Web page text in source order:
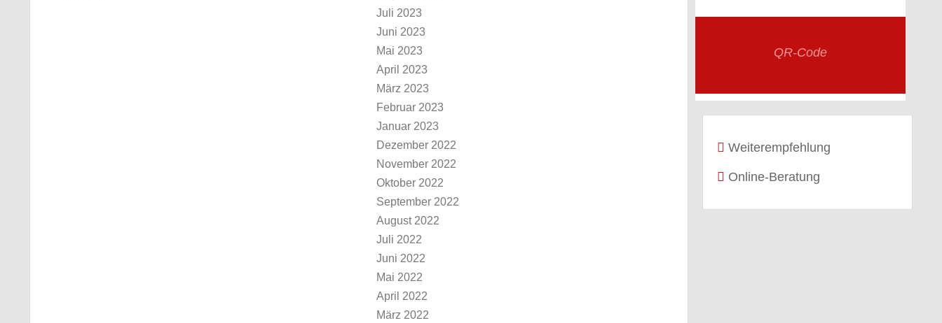
QR-Code
Weiterempfehlung
Online-Beratung
Juli 2023
Juni 2023
Mai 2023
April 2023
März 2023
Februar 2023
Januar 2023
Dezember 2022
November 2022
Oktober 2022
September 2022
August 2022
Juli 2022
Juni 2022
Mai 2022
April 2022
März 2022